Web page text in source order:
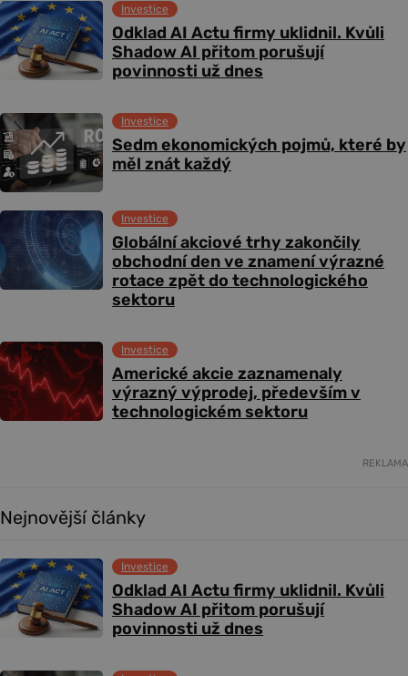
Odklad AI Actu firmy uklidnil. Kvůli
Shadow AI přitom porušují
povinnosti už dnes
Investice
Sedm ekonomických pojmů, které by
měl znát každý
Investice
Globální akciové trhy zakončily
obchodní den ve znamení výrazné
rotace zpět do technologického
sektoru
Investice
Americké akcie zaznamenaly
výrazný výprodej, především v
technologickém sektoru
Investice
REKLAMA
Nejnovější články
Odklad AI Actu firmy uklidnil. Kvůli
Shadow AI přitom porušují
povinnosti už dnes
Investice